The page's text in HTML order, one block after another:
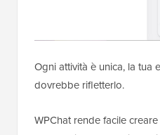
Ogni attività è unica, la tua
dovrebbe rifletterlo.
WPChat rende facile